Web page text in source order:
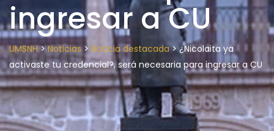
ingresar a CU
UMSNH>Noticias> Noticia destacada>¿Nicolaita ya
activaste tu credencial?, será necesaria para ingresar a CU